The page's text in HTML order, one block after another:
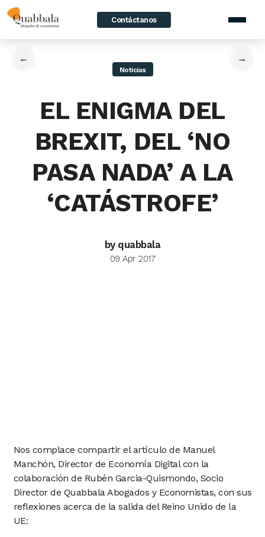
Contáctanos
home / News
EL ENIGMA DEL BREXIT, DEL ‘NO PASA NADA’ A LA
←
Noticias
→
EL ENIGMA DEL
BREXIT, DEL ‘NO
PASA NADA’ A LA
‘CATÁSTROFE’
by quabbala
09 Apr 2017
Nos complace compartir el artículo de Manuel
Manchón, Director de Economía Digital con la
colaboración de Rubén Garcia-Quismondo, Socio
Director de Quabbala Abogados y Economistas, con sus
reflexiones acerca de la salida del Reino Unido de la
UE: